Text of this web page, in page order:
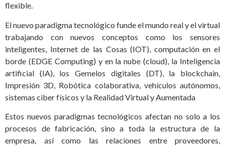
flexible.
El nuevo paradigma tecnológico funde el mundo real y el virtual
trabajando con nuevos conceptos como los sensores
inteligentes, Internet de las Cosas (IOT), computación en el
borde (EDGE Computing) y en la nube (cloud), la Inteligencia
artificial (IA), los Gemelos digitales (DT), la blockchain,
Impresión 3D, Robótica colaborativa, vehículos autónomos,
sistemas ciber físicos y la Realidad Virtual y Aumentada
Estos nuevos paradigmas tecnológicos afectan no solo a los
procesos de fabricación, sino a toda la estructura de la
empresa, así como las relaciones entre proveedores,